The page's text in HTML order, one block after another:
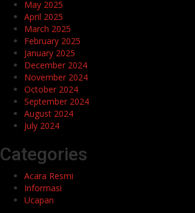
May 2025
April 2025
March 2025
February 2025
January 2025
December 2024
November 2024
October 2024
September 2024
August 2024
July 2024
Categories
Acara Resmi
Informasi
Ucapan